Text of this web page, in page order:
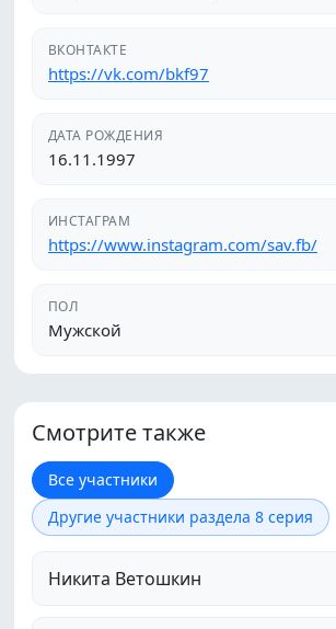
ВКОНТАКТЕ
https://vk.com/bkf97
ДАТА РОЖДЕНИЯ
16.11.1997
ИНСТАГРАМ
https://www.instagram.com/sav.fb/
ПОЛ
Мужской
Смотрите также
Все участники
Другие участники раздела 8 серия
Никита Ветошкин